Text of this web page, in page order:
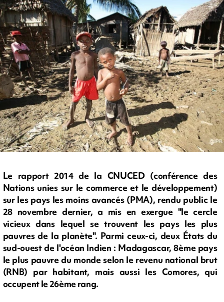
Le rapport 2014 de la CNUCED (conférence des
Nations unies sur le commerce et le développement)
sur les pays les moins avancés (PMA), rendu public le
28 novembre dernier, a mis en exergue "le cercle
vicieux dans lequel se trouvent les pays les plus
pauvres de la planète". Parmi ceux-ci, deux États du
sud-ouest de l'océan Indien : Madagascar, 8ème pays
le plus pauvre du monde selon le revenu national brut
(RNB) par habitant, mais aussi les Comores, qui
occupent le 26ème rang.